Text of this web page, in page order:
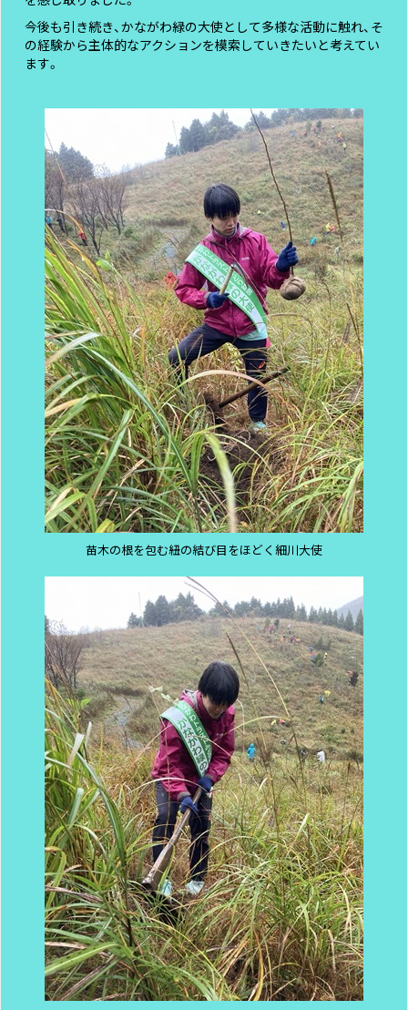
今後も引き続き、かながわ緑の大使として多様な活動に触れ、そ
の経験から主体的なアクションを模索していきたいと考えてい
ます。
苗木の根を包む紐の結び目をほどく細川大使